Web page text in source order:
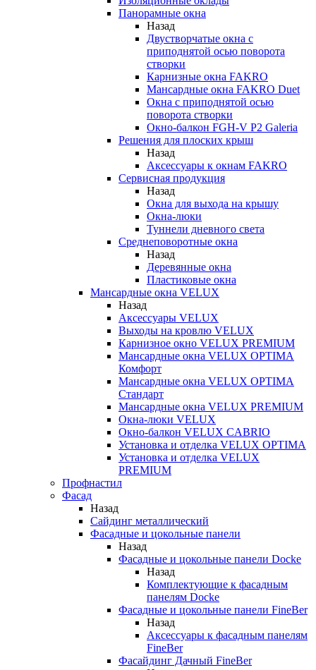
Панорамные окна
Назад
Двустворчатые окна с
приподнятой осью поворота
створки
Карнизные окна FAKRO
Мансардные окна FAKRO Duet
Окна с приподнятой осью
поворота створки
Окно-балкон FGH-V P2 Galeria
Решения для плоских крыш
Назад
Аксессуары к окнам FAKRO
Сервисная продукция
Назад
Окна для выхода на крышу
Окна-люки
Туннели дневного света
Среднеповоротные окна
Назад
Деревянные окна
Пластиковые окна
Мансардные окна VELUX
Назад
Аксессуары VELUX
Выходы на кровлю VELUX
Карнизное окно VELUX PREMIUM
Мансардные окна VELUX OPTIMA
Комфорт
Мансардные окна VELUX OPTIMA
Стандарт
Мансардные окна VELUX PREMIUM
Окна-люки VELUX
Окно-балкон VELUX CABRIO
Установка и отделка VELUX OPTIMA
Установка и отделка VELUX
PREMIUM
Профнастил
Фасад
Назад
Сайдинг металлический
Фасадные и цокольные панели
Назад
Фасадные и цокольные панели Docke
Назад
Комплектующие к фасадным
панелям Docke
Фасадные и цокольные панели FineBer
Назад
Аксессуары к фасадным панелям
FineBer
Фасайдинг Дачный FineBer